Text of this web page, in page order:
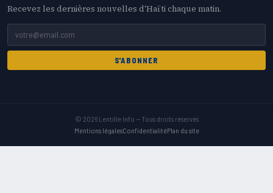
Recevez les dernières nouvelles d'Haïti chaque matin.
S'ABONNER
© 2026 Lentille Info — Tous droits réservés
Mentions légalesConfidentialitéPlan du site